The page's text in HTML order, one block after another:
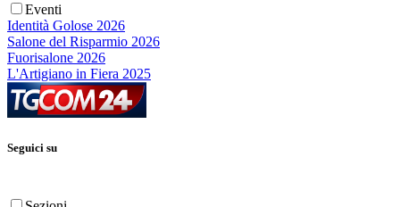
Eventi
Identità Golose 2026
Salone del Risparmio 2026
Fuorisalone 2026
L'Artigiano in Fiera 2025
Seguici su